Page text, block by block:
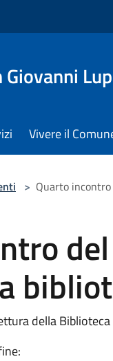
Giovanni
Vivere il
> Quarto
della Biblioteca